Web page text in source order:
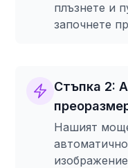
плъзнете и
започнете
Стъпка 2:
Нашият